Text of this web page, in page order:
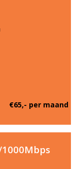
€65,- per maand